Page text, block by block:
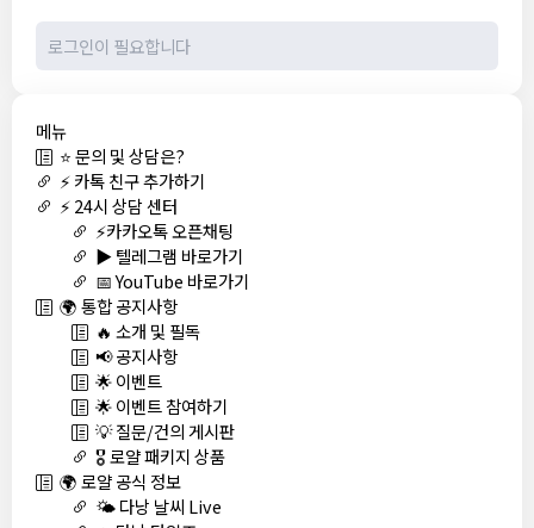
메뉴
⭐ 문의 및 상담은?
⚡ 카톡 친구 추가하기
⚡ 24시 상담 센터
⚡카카오톡 오픈채팅
▶️ 텔레그램 바로가기
📅 YouTube 바로가기
🌍 통합 공지사항
🔥 소개 및 필독
📢 공지사항
🌟 이벤트
🌟 이벤트 참여하기
💡 질문/건의 게시판
🎖️ 로얄 패키지 상품
🌍 로얄 공식 정보
🌤️ 다낭 날씨 Live